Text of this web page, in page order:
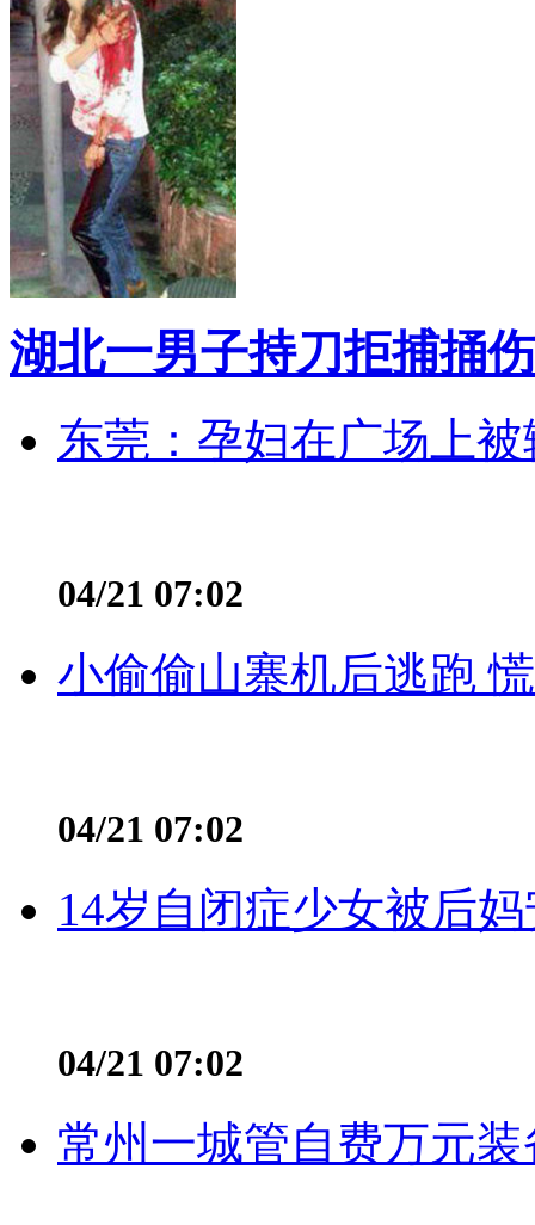
湖北一男子持刀拒捕捅
东莞：孕妇在广场上
04/21 07:02
小偷偷山寨机后逃跑
04/21 07:02
14岁自闭症少女被后
04/21 07:02
常州一城管自费万元